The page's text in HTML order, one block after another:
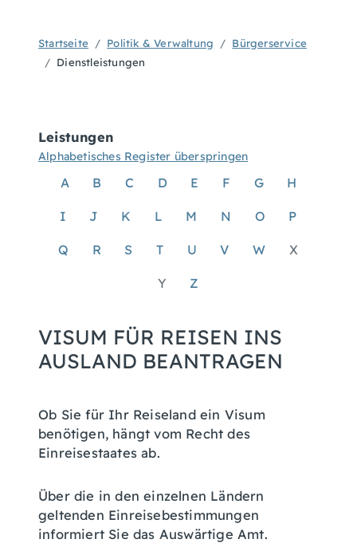
Startseite Politik & Verwaltung
Bürgerservice
Dienstleistungen
Leistungen
Alphabetisches Register überspringen
A B C D E F G H
I J K L M N O P
Q R S T U V W X
Y Z
VISUM FÜR REISEN INS
AUSLAND BEANTRAGEN
Ob Sie für Ihr Reiseland ein Visum
benötigen, hängt vom Recht des
Einreisestaates ab.
Über die in den einzelnen Ländern
geltenden Einreisebestimmungen
informiert Sie das Auswärtige Amt.